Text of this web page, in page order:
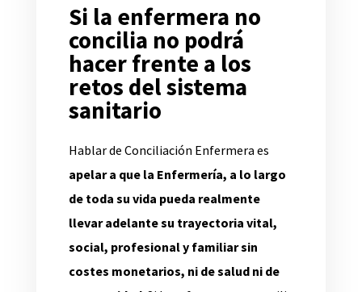
Si la enfermera no
concilia no podrá
hacer frente a los
retos del sistema
sanitario
Hablar de Conciliación Enfermera es
apelar a que la Enfermería, a lo largo
de toda su vida pueda realmente
llevar adelante su trayectoria vital,
social, profesional y familiar sin
costes monetarios, ni de salud ni de